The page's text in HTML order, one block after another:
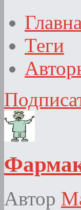
Теги
Автор